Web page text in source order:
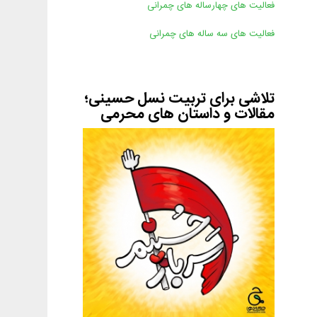
فعالیت های چهارساله های چمرانی
فعالیت های سه ساله های چمرانی
تلاشی برای تربیت نسل حسینی؛
مقالات و داستان های محرمی